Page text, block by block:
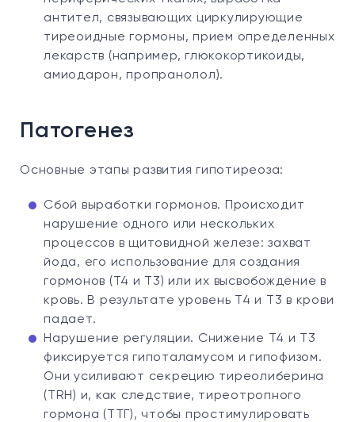
антител, связывающих циркулирующие
тиреоидные гормоны, прием определенных
лекарств (например, глюкокортикоиды,
амиодарон, пропранолол).
Патогенез
Основные этапы развития гипотиреоза:
Сбой выработки гормонов. Происходит
нарушение одного или нескольких
процессов в щитовидной железе: захват
йода, его использование для создания
гормонов (T4 и T3) или их высвобождение в
кровь. В результате уровень T4 и T3 в крови
падает.
Нарушение регуляции. Снижение T4 и T3
фиксируется гипоталамусом и гипофизом.
Они усиливают секрецию тиреолиберина
(TRH) и, как следствие, тиреотропного
гормона (ТТГ), чтобы простимулировать